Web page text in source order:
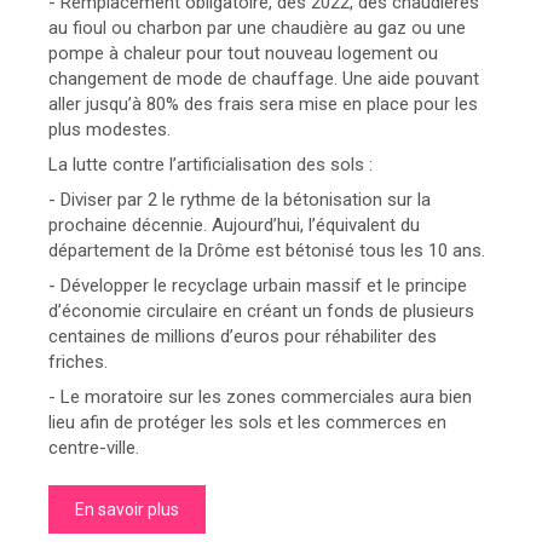
au fioul ou charbon par une chaudière au gaz ou une
pompe à chaleur pour tout nouveau logement ou
changement de mode de chauffage. Une aide pouvant
aller jusqu’à 80% des frais sera mise en place pour les
plus modestes.
La lutte contre l’artificialisation des sols :
- Diviser par 2 le rythme de la bétonisation sur la
prochaine décennie. Aujourd’hui, l’équivalent du
département de la Drôme est bétonisé tous les 10 ans.
- Développer le recyclage urbain massif et le principe
d’économie circulaire en créant un fonds de plusieurs
centaines de millions d’euros pour réhabiliter des
friches.
- Le moratoire sur les zones commerciales aura bien
lieu afin de protéger les sols et les commerces en
centre-ville.
En savoir plus